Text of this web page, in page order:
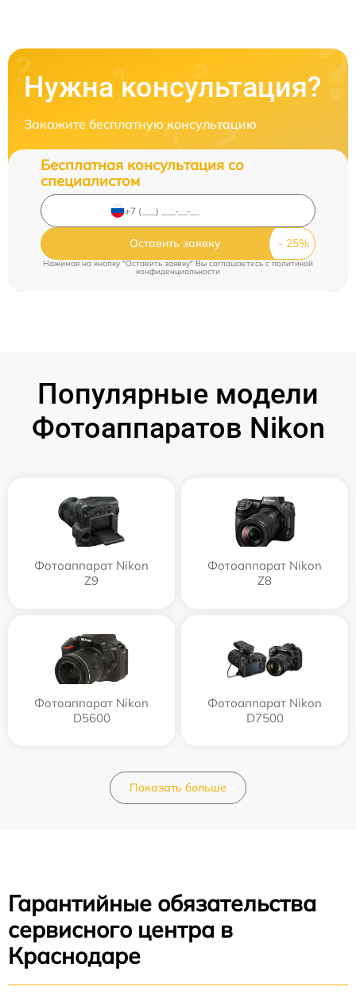
Нужна консультация?
Закажите бесплатную консультацию
Бесплатная консультация со
специалистом
Оставить заявку
Нажимая на кнопку "Оставить заявку" Вы соглашаетесь cполитикой
конфиденциальности
Популярные модели
Фотоаппаратов Nikon
Фотоаппарат Nikon
Z9
Фотоаппарат Nikon
Z8
Фотоаппарат Nikon
D5600
Фотоаппарат Nikon
D7500
Показать больше
Гарантийные обязательства
сервисного центра в
Краснодаре